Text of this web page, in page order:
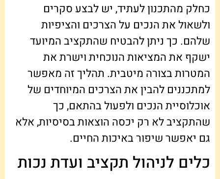
כחלק מהתכנון לעתיד, יש לבצע סקרים
ולשאול את הנכים על הצרכים והציפיות
שלהם. כך ניתן להבטיח שהתקציב המיועד
ישקף את המציאות הנוכחית וישרת את
המטרות בצורה מיטבית. תהליך זה מאפשר
למתכננים להבין את הצרכים המיוחדים של
אוכלוסיית הנכים ולפעול בהתאם, כך
שהתקציב לא רק יכסה הוצאות בסיסיות, אלא
גם יאפשר שיפור באיכות החיים.
כלים לניהול תקציב ועדת נכות